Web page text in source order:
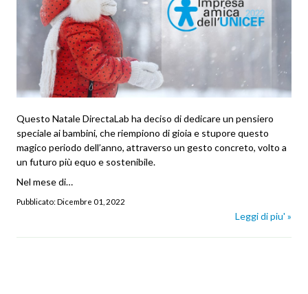
Questo Natale DirectaLab ha deciso di dedicare un pensiero
speciale ai bambini, che riempiono di gioia e stupore questo
magico periodo dell’anno, attraverso un gesto concreto, volto a
un futuro più equo e sostenibile.
Nel mese di…
Pubblicato:Dicembre 01, 2022
Leggi di piu' »